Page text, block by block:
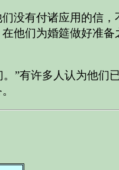
没有付诸应用的信
他们为婚筵做好准
”有许多人认为他们